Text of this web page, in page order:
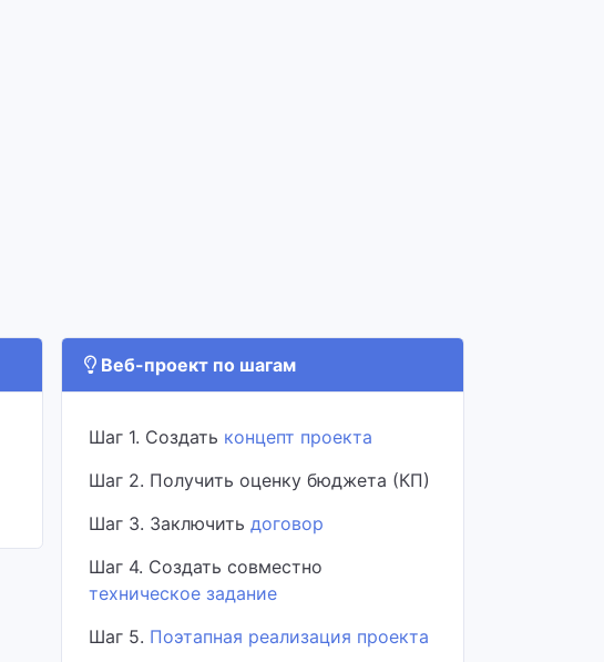
Веб-проект по шагам
Шаг 1. Создать концепт проекта
Шаг 2. Получить оценку бюджета (КП)
Шаг 3. Заключить договор
Шаг 4. Создать совместно
техническое задание
Шаг 5. Поэтапная реализация проекта